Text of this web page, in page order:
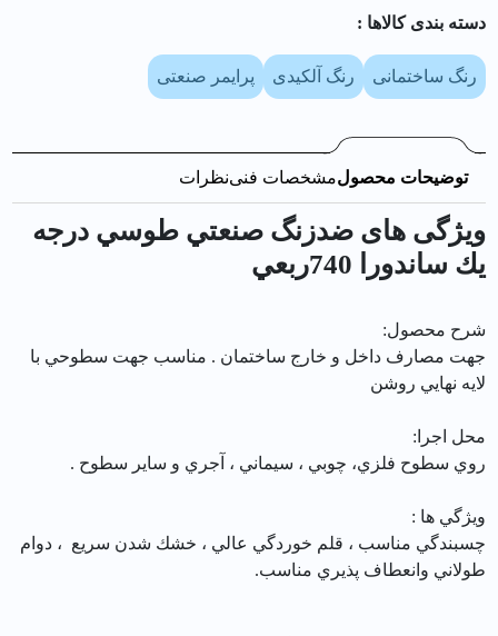
دسته بندی کالا‌ها :
رنگ ساختمانی رنگ آلکیدی پرایمر صنعتی
توضیحات محصولمشخصات فنینظرات
ویژگی های ضدزنگ صنعتي طوسي درجه
يك ساندورا 740ربعي
شرح محصول:
جهت مصارف داخل و خارج ساختمان . مناسب جهت سطوحي با
لايه نهايي روشن
محل اجرا:
روي سطوح فلزي، چوبي ، سيماني ، آجري و ساير سطوح .
ويژگي ها :
چسبندگي مناسب ، قلم خوردگي عالي ، خشك شدن سريع ، دوام
طولاني وانعطاف پذيري مناسب.